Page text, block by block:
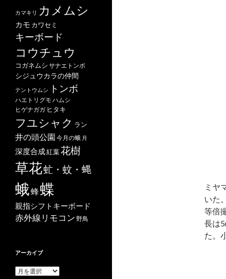
ミヤ
いた。
等倍
長は
た。
カマキリ カメムシ
カモ カワセミ
キーボード
コウチュウ
コガネムシ サナエトンボ
シジュウカラの仲間
テントウムシ トンボ
ハエトリグモ ハムシ
ヒゲナガガ ヒタキ
フユシャク ラン
井の頭公園 今月の蛾 月
深度合成紅葉花樹
草花虻・蚊・蝿
蛾蜂蝶
親指シフトキーボード
赤外線リモコン 野鳥
アーカイブ
ア